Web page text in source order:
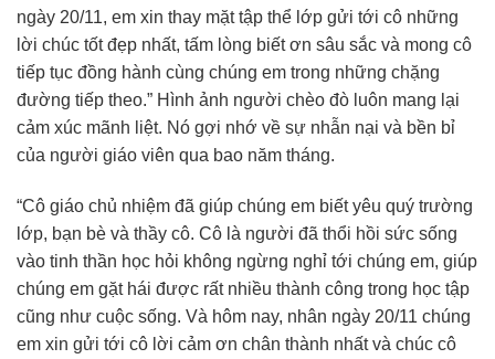
ngày 20/11, em xin thay mặt tập thể lớp gửi tới cô những
lời chúc tốt đẹp nhất, tấm lòng biết ơn sâu sắc và mong cô
tiếp tục đồng hành cùng chúng em trong những chặng
đường tiếp theo.” Hình ảnh người chèo đò luôn mang lại
cảm xúc mãnh liệt. Nó gợi nhớ về sự nhẫn nại và bền bỉ
của người giáo viên qua bao năm tháng.
“Cô giáo chủ nhiệm đã giúp chúng em biết yêu quý trường
lớp, bạn bè và thầy cô. Cô là người đã thổi hồi sức sống
vào tinh thần học hỏi không ngừng nghỉ tới chúng em, giúp
chúng em gặt hái được rất nhiều thành công trong học tập
cũng như cuộc sống. Và hôm nay, nhân ngày 20/11 chúng
em xin gửi tới cô lời cảm ơn chân thành nhất và chúc cô